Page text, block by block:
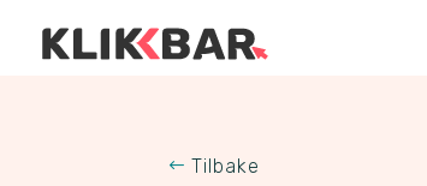
Tilbake